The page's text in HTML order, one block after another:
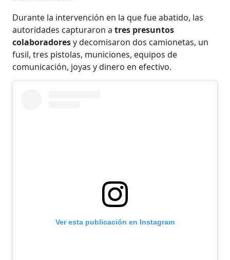
Durante la intervención en la que fue abatido, las
autoridades capturaron a tres presuntos
colaboradoresy decomisaron dos camionetas, un
fusil, tres pistolas, municiones, equipos de
comunicación, joyas y dinero en efectivo.
Ver esta publicación en Instagram